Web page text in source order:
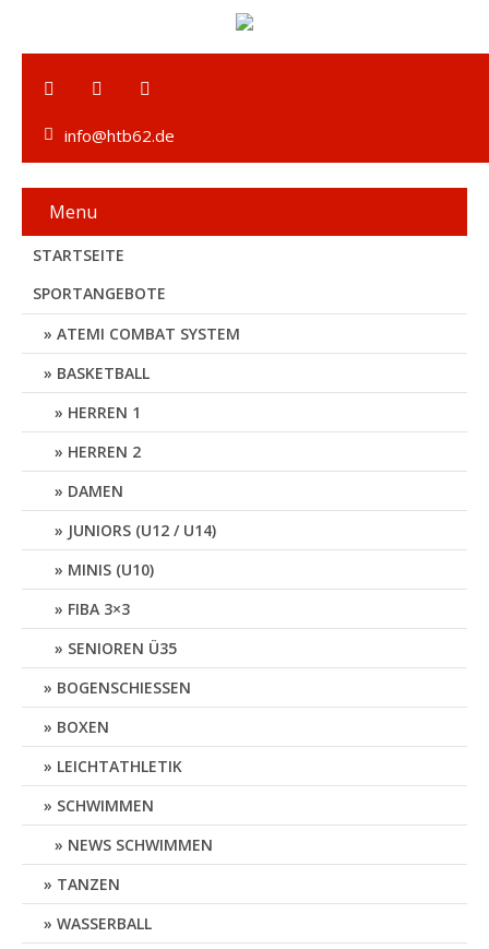
info@htb62.de
Menu
STARTSEITE
SPORTANGEBOTE
ATEMI COMBAT SYSTEM
BASKETBALL
HERREN 1
HERREN 2
DAMEN
JUNIORS (U12 / U14)
MINIS (U10)
FIBA 3×3
SENIOREN Ü35
BOGENSCHIESSEN
BOXEN
LEICHTATHLETIK
SCHWIMMEN
NEWS SCHWIMMEN
TANZEN
WASSERBALL